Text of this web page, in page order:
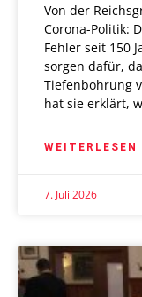
Von der
Corona-Politik:
Fehler seit 150
sorgen dafür,
Tiefenbohrung
hat sie erklärt,
WEITERLESEN
7. Juli 2026